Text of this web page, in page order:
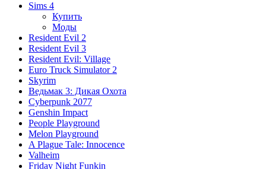
Sims 4
Купить
Моды
Resident Evil 2
Resident Evil 3
Resident Evil: Village
Euro Truck Simulator 2
Skyrim
Ведьмак 3: Дикая Охота
Cyberpunk 2077
Genshin Impact
People Playground
Melon Playground
A Plague Tale: Innocence
Valheim
Friday Night Funkin